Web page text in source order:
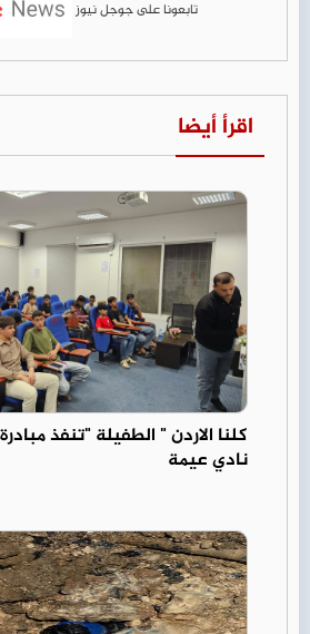
تابعونا على جوجل نيوز
اقرأ أيضا
كلنا الاردن " الطفيلة "تنفذ
نادي عيمة